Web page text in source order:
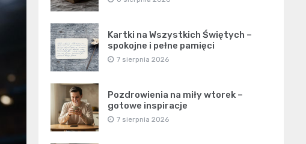
Kartki na Wszystkich Świętych –
spokojne i pełne pamięci
7 sierpnia 2026
Pozdrowienia na miły wtorek –
gotowe inspiracje
7 sierpnia 2026